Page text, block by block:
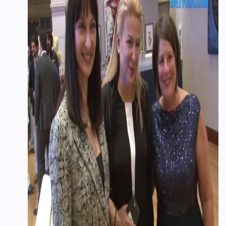
Ιατρικά-Medical
Ιστορικά Video
Θρησκευτικά Θέματα
Επικαιρότητα – News
Διασκέδαση – Entertainment
Αρθρογραφία
Ομογένεια
Ελλάδα
Καλλιτεχνικά
Ιατρικά – Υγεία
Ιστορικά-Αρχαιολογικά
Real Estate Αρθρα
Νέα
Διαφημίσεις – Ads
Καλλιτεχνικά-Arts-Music
Ντοκιμαντέρ
Athens Square